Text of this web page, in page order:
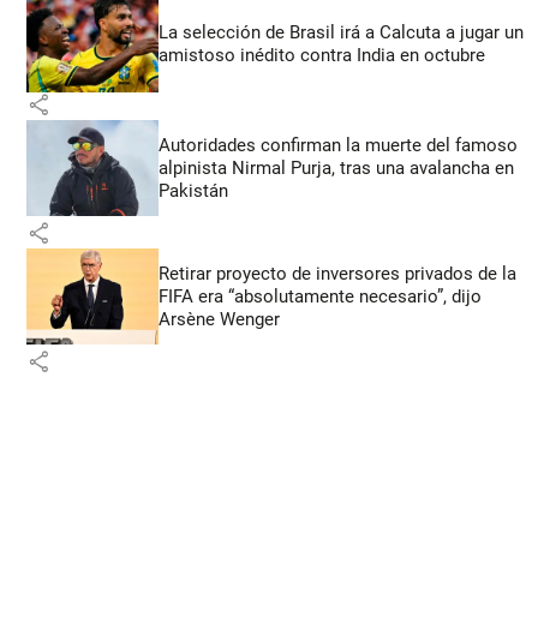
La selección de Brasil irá a Calcuta a jugar un
amistoso inédito contra India en octubre
share
Autoridades confirman la muerte del famoso
alpinista Nirmal Purja, tras una avalancha en
Pakistán
share
Retirar proyecto de inversores privados de la
FIFA era “absolutamente necesario”, dijo
Arsène Wenger
share